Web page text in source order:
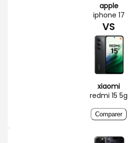
apple
iphone 17
VS
xiaomi
redmi 15 5g
Comparer